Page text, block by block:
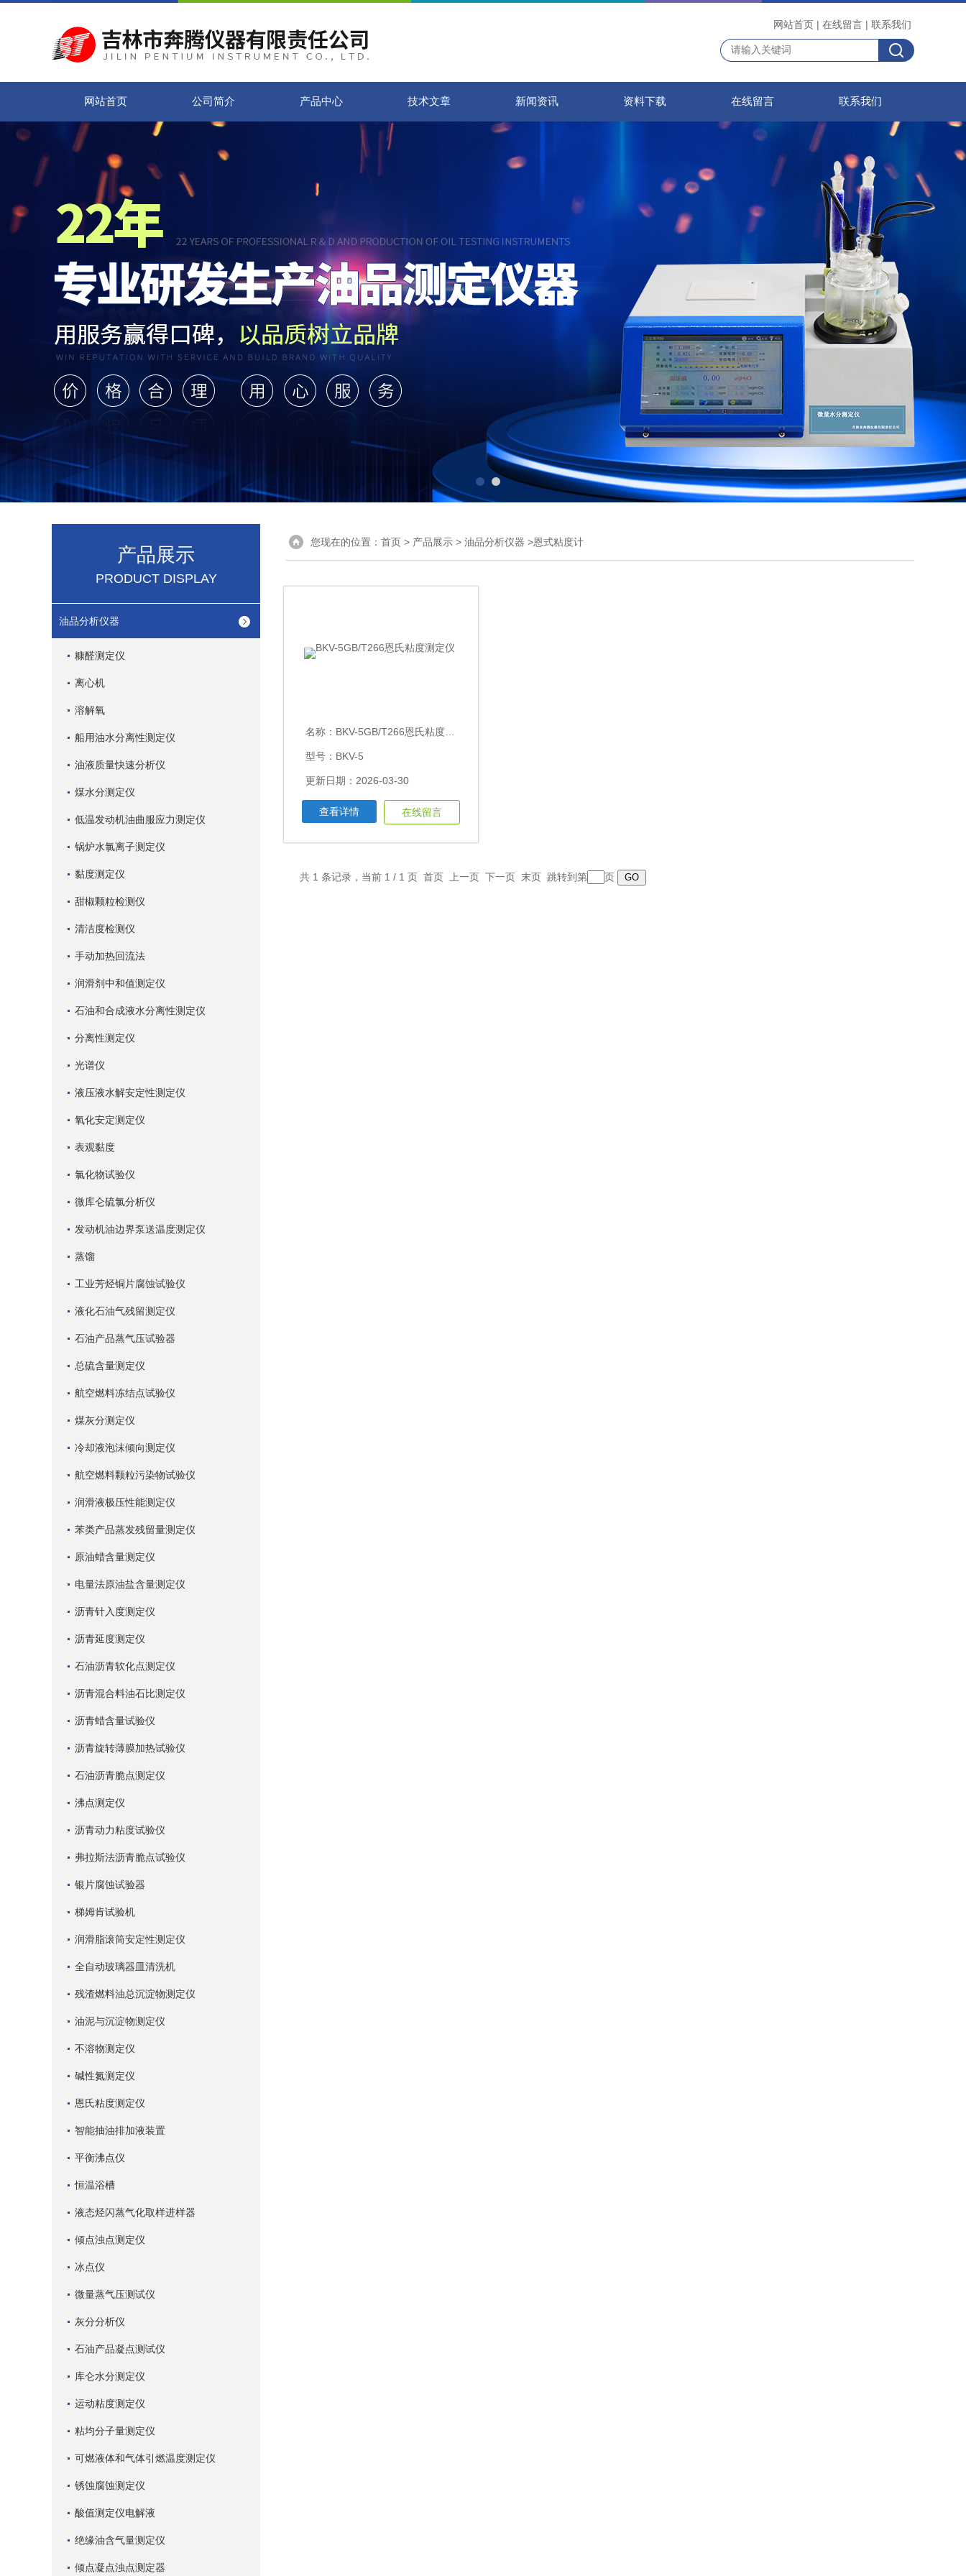
网站首页 | 在线留言 | 联系我们
网站首页 公司简介 产品中心 技术文章 新闻资讯 资料下载 在线留言 联系我们
产品展示
PRODUCT DISPLAY
油品分析仪器
糠醛测定仪
离心机
溶解氧
船用油水分离性测定仪
油液质量快速分析仪
煤水分测定仪
低温发动机油曲服应力测定仪
锅炉水氯离子测定仪
黏度测定仪
甜椒颗粒检测仪
清洁度检测仪
手动加热回流法
润滑剂中和值测定仪
石油和合成液水分离性测定仪
分离性测定仪
光谱仪
液压液水解安定性测定仪
氧化安定测定仪
表观黏度
氯化物试验仪
微库仑硫氯分析仪
发动机油边界泵送温度测定仪
蒸馏
工业芳烃铜片腐蚀试验仪
液化石油气残留测定仪
石油产品蒸气压试验器
总硫含量测定仪
航空燃料冻结点试验仪
煤灰分测定仪
冷却液泡沫倾向测定仪
航空燃料颗粒污染物试验仪
润滑液极压性能测定仪
苯类产品蒸发残留量测定仪
原油蜡含量测定仪
电量法原油盐含量测定仪
沥青针入度测定仪
沥青延度测定仪
石油沥青软化点测定仪
沥青混合料油石比测定仪
沥青蜡含量试验仪
沥青旋转薄膜加热试验仪
石油沥青脆点测定仪
沸点测定仪
沥青动力粘度试验仪
弗拉斯法沥青脆点试验仪
银片腐蚀试验器
梯姆肯试验机
润滑脂滚筒安定性测定仪
全自动玻璃器皿清洗机
残渣燃料油总沉淀物测定仪
油泥与沉淀物测定仪
不溶物测定仪
碱性氮测定仪
恩氏粘度测定仪
智能抽油排加液装置
平衡沸点仪
恒温浴槽
液态烃闪蒸气化取样进样器
倾点浊点测定仪
冰点仪
微量蒸气压测试仪
灰分分析仪
石油产品凝点测试仪
库仑水分测定仪
运动粘度测定仪
粘均分子量测定仪
可燃液体和气体引燃温度测定仪
锈蚀腐蚀测定仪
酸值测定仪电解液
绝缘油含气量测定仪
倾点凝点浊点测定器
您现在的位置： 首页 > 产品展示 > 油品分析仪器 >恩式粘度计
名称： BKV-5GB/T266恩氏粘度测定仪
型号：BKV-5
更新日期：2026-03-30
查看详情 在线留言
共 1 条记录，当前 1 / 1 页 首页 上一页 下一页 末页 跳转到第 页